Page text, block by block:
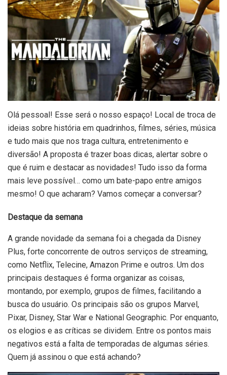
Olá pessoal! Esse será o nosso espaço! Local de troca de
ideias sobre história em quadrinhos, filmes, séries, música
e tudo mais que nos traga cultura, entretenimento e
diversão! A proposta é trazer boas dicas, alertar sobre o
que é ruim e destacar as novidades! Tudo isso da forma
mais leve possível… como um bate-papo entre amigos
mesmo! O que acharam? Vamos começar a conversar?
Destaque da semana
A grande novidade da semana foi a chegada da Disney
Plus, forte concorrente de outros serviços de streaming,
como Netflix, Telecine, Amazon Prime e outros. Um dos
principais destaques é forma organizar as coisas,
montando, por exemplo, grupos de filmes, facilitando a
busca do usuário. Os principais são os grupos Marvel,
Pixar, Disney, Star War e National Geographic. Por enquanto,
os elogios e as críticas se dividem. Entre os pontos mais
negativos está a falta de temporadas de algumas séries.
Quem já assinou o que está achando?